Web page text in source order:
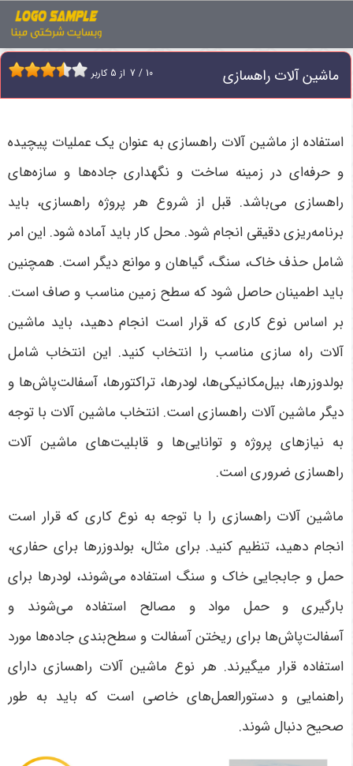
ماشین آلات راهسازی 7 / 10 از 5 کاربر
استفاده از ماشین آلات راهسازی به عنوان یک عملیات پیچیده
و حرفه‌ای در زمینه ساخت و نگهداری جاده‌ها و سازه‌های
راهسازی می‌باشد. قبل از شروع هر پروژه راهسازی، باید
برنامه‌ریزی دقیقی انجام شود. محل کار باید آماده شود. این امر
شامل حذف خاک، سنگ، گیاهان و موانع دیگر است. همچنین
باید اطمینان حاصل شود که سطح زمین مناسب و صاف است.
بر اساس نوع کاری که قرار است انجام دهید، باید ماشین
آلات راه سازی مناسب را انتخاب کنید. این انتخاب شامل
بولدوزرها، بیل‌مکانیکی‌ها، لودرها، تراکتورها، آسفالت‌پاش‌ها و
دیگر ماشین آلات راهسازی است. انتخاب ماشین آلات با توجه
به نیازهای پروژه و توانایی‌ها و قابلیت‌های ماشین آلات
راهسازی ضروری است.
ماشین آلات راهسازی را با توجه به نوع کاری که قرار است
انجام دهید، تنظیم کنید. برای مثال، بولدوزرها برای حفاری،
حمل و جابجایی خاک و سنگ استفاده می‌شوند، لودرها برای
بارگیری و حمل مواد و مصالح استفاده می‌شوند و
آسفالت‌پاش‌ها برای ریختن آسفالت و سطح‌بندی جاده‌ها مورد
استفاده قرار میگیرند. هر نوع ماشین آلات راهسازی دارای
راهنمایی و دستورالعمل‌های خاصی است که باید به طور
صحیح دنبال شوند.